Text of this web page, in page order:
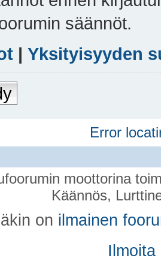
säännöt.
| Yksityisyyden
Error
moottorina
Käännös,
on ilmainen